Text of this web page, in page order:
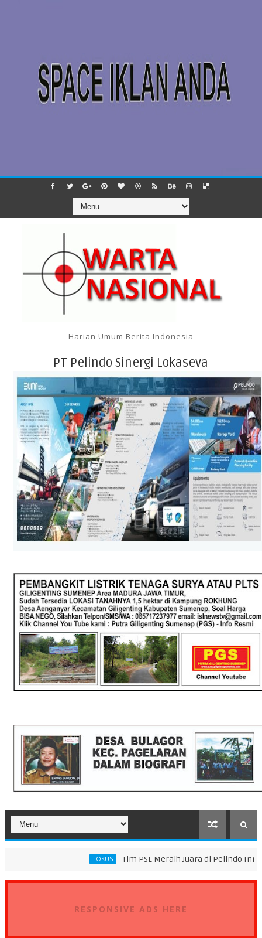
Harian Umum Berita Indonesia
PT Pelindo Sinergi Lokaseva
Tim PSL Meraih Juara di Pelindo Innovation Award
Standar Operasional Kapal
RESPONSIVE ADS HERE